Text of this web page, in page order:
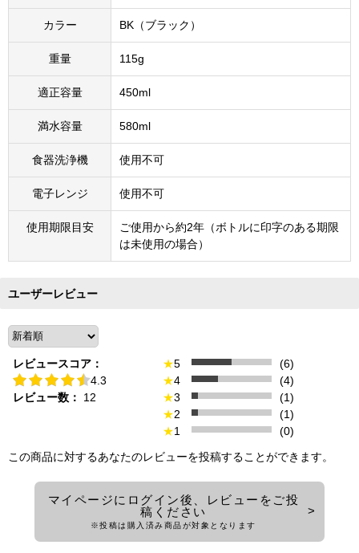
カラー BK（ブラック）
重量 115g
適正容量 450ml
満水容量 580ml
食器洗浄機 使用不可
電子レンジ 使用不可
使用期限目安
ご使用から約2年（ボトルに印字のある期限
は未使用の場合）
ユーザーレビュー
レビュースコア：
4.3
レビュー数：
12
★5
(6)
★4
(4)
★3
(1)
★2
(1)
★1
(0)
この商品に対するあなたのレビューを投稿することができます。
マイページにログイン後、レビューをご投
稿ください
※投稿は購入済み商品が対象となります